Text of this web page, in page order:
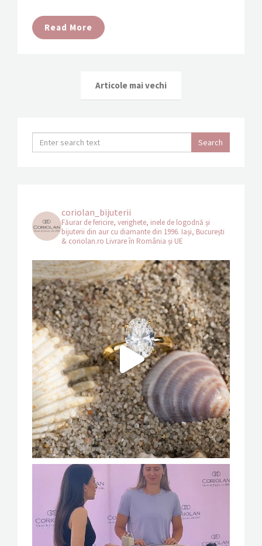
Read More
Articole mai vechi
coriolan_bijuterii
Făurar de fericire, verighete, inele de logodnă și
bijuterii din aur cu diamante din 1996. Iași, București
& coriolan.ro Livrare în România și UE